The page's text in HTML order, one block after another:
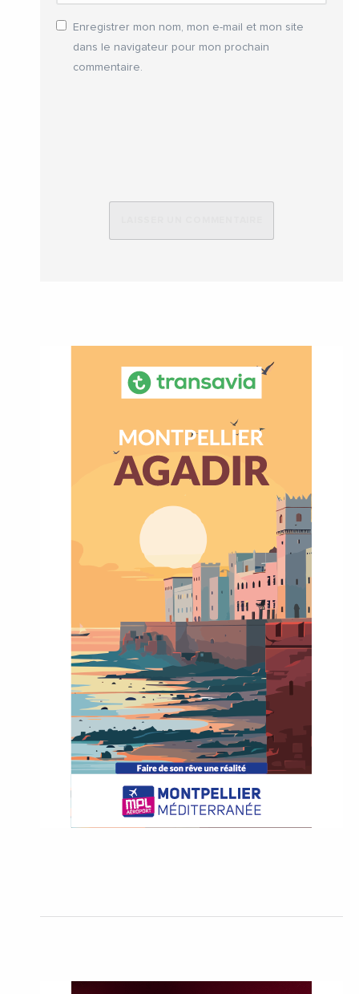
Enregistrer mon nom, mon e-mail et mon site
dans le navigateur pour mon prochain
commentaire.